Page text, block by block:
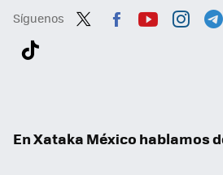
Síguenos
En Xataka México hablamos